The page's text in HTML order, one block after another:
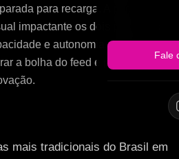
Fale
para recarga. A peça
impactante os dois principais
e autonomia, em um
a bolha do feed e posicionar a
mais tradicionais do Brasil em